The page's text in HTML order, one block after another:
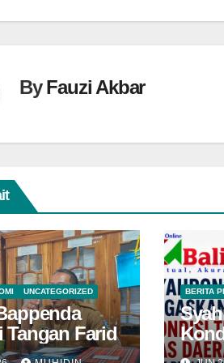
ByFauzi Akbar
UNCATEGORIZED
Farid
BERITA